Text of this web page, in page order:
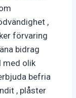
,
förvaring
bidrag
med olik
befria
, plåster